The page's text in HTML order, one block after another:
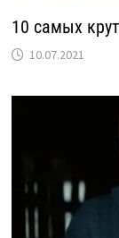
10 самых
10.07.2021